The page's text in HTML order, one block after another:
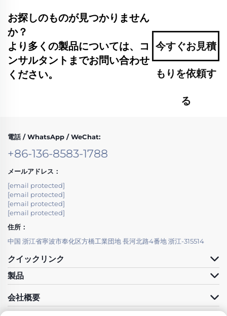
お探しのものが見つかりません
か？
より多くの製品については、コ
ンサルタントまでお問い合わせ
ください。
今すぐお見積
もりを依頼す
る
電話 / WhatsApp / WeChat:
+86-136-8583-1788
メールアドレス：
[email protected]
[email protected]
[email protected]
[email protected]
住所：
中国 浙江省寧波市奉化区方橋工業団地 長河北路4番地 浙江-315514
クイックリンク
製品
会社概要